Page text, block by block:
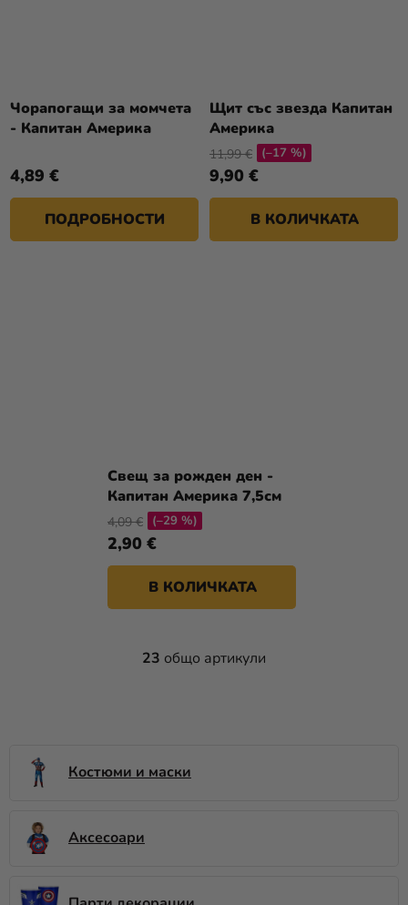
Чорапогащи за момчета
- Капитан Америка
4,89 €
ПОДРОБНОСТИ
Щит със звезда Капитан
Америка
9,90 €
11,99 € (–17 %)
В КОЛИЧКАТА
Свещ за рожден ден -
Капитан Америка 7,5см
2,90 €
4,09 € (–29 %)
В КОЛИЧКАТА
К
23 общо артикули
Костюми и маски
Аксесоари